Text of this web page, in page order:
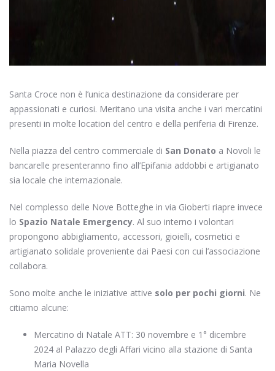
Santa Croce non è l’unica destinazione da considerare per
appassionati e curiosi. Meritano una visita anche i vari mercatini
presenti in molte location del centro e della periferia di Firenze.
Nella piazza del centro commerciale di San Donato a Novoli le
bancarelle presenteranno fino all’Epifania addobbi e artigianato
sia locale che internazionale.
Nel complesso delle Nove Botteghe in via Gioberti riapre invece
lo Spazio Natale Emergency. Al suo interno i volontari
propongono abbigliamento, accessori, gioielli, cosmetici e
artigianato solidale proveniente dai Paesi con cui l’associazione
collabora.
Sono molte anche le iniziative attive solo per pochi giorni. Ne
citiamo alcune:
Mercatino di Natale ATT: 30 novembre e 1° dicembre
2024 al Palazzo degli Affari vicino alla stazione di Santa
Maria Novella